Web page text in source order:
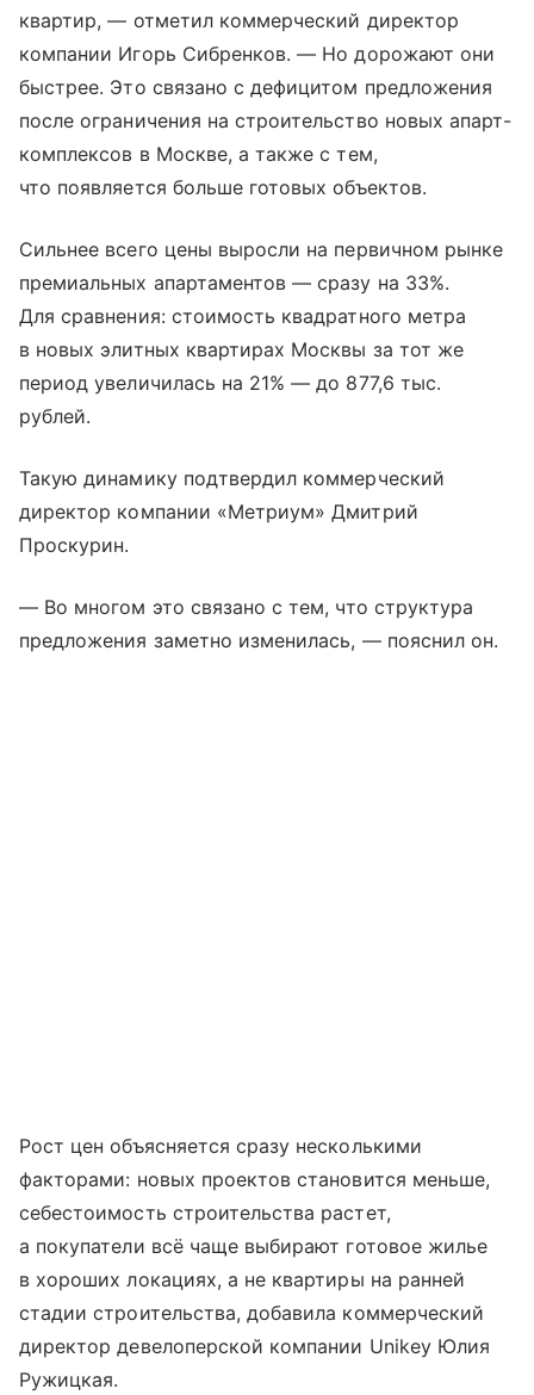
квартир, — отметил коммерческий директор
компании Игорь Сибренков. — Но дорожают они
быстрее. Это связано с дефицитом предложения
после ограничения на строительство новых апарт-
комплексов в Москве, а также с тем,
что появляется больше готовых объектов.
Сильнее всего цены выросли на первичном рынке
премиальных апартаментов — сразу на 33%.
Для сравнения: стоимость квадратного метра
в новых элитных квартирах Москвы за тот же
период увеличилась на 21% — до 877,6 тыс.
рублей.
Такую динамику подтвердил коммерческий
директор компании «Метриум» Дмитрий
Проскурин.
— Во многом это связано с тем, что структура
предложения заметно изменилась, — пояснил он.
Рост цен объясняется сразу несколькими
факторами: новых проектов становится меньше,
себестоимость строительства растет,
а покупатели всё чаще выбирают готовое жилье
в хороших локациях, а не квартиры на ранней
стадии строительства, добавила коммерческий
директор девелоперской компании Unikey Юлия
Ружицкая.